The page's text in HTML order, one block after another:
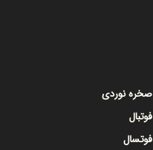
صخره نوردی
فوتبال
فوتسال